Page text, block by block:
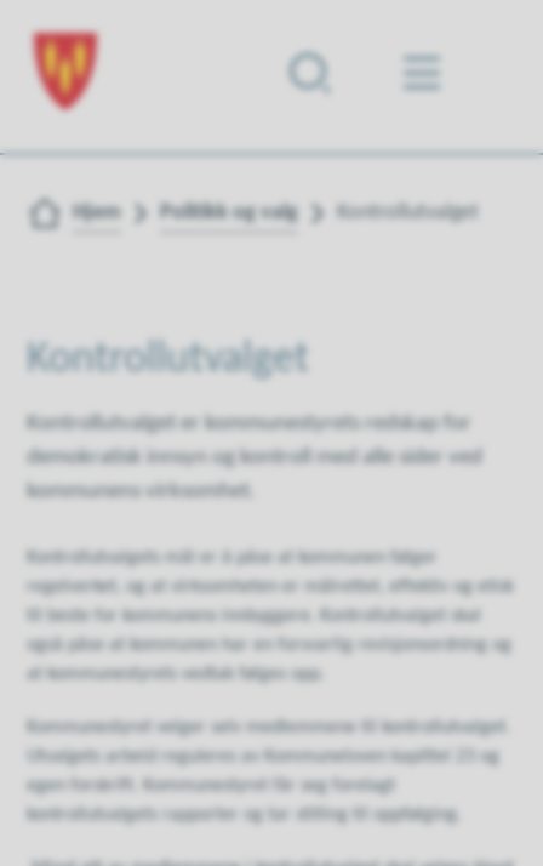
Forsiden
Du er her:
Hjem Politikk og valg Kontrollutvalget
Kontrollutvalget
Kontrollutvalget er kommunestyrets redskap for
demokratisk innsyn og kontroll med alle sider ved
kommunens virksomhet.
Kontrollutvalgets mål er å påse at kommunen følger
regelverket, og at virksomheten er målrettet, effektiv og etisk
til beste for kommunens innbyggere. Kontrollutvalget skal
også påse at kommunen har en forsvarlig revisjonsordning og
at kommunestyrets vedtak følges opp.
Kommunestyret velger selv medlemmene til kontrollutvalget.
Utvalgets arbeid reguleres av Kommuneloven kapittel 23 og
egen forskrift. Kommunestyret får seg forelagt
kontrollutvalgets rapporter og tar stilling til oppfølging.